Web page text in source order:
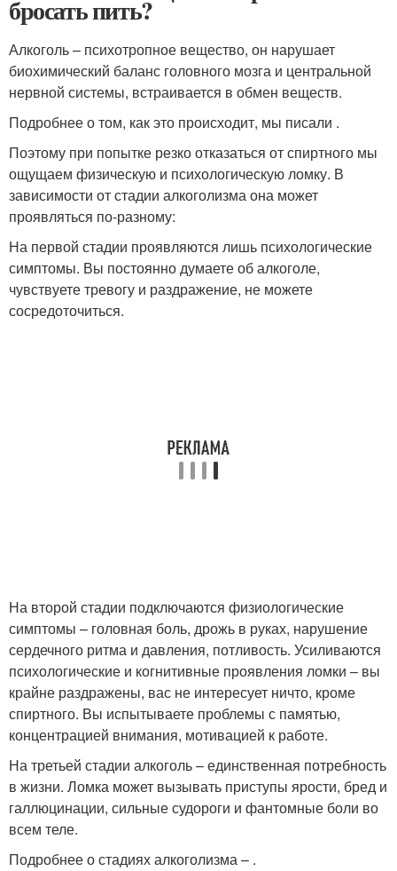
бросать пить?
Алкоголь – психотропное вещество, он нарушает
биохимический баланс головного мозга и центральной
нервной системы, встраивается в обмен веществ.
Подробнее о том, как это происходит, мы писали .
Поэтому при попытке резко отказаться от спиртного мы
ощущаем физическую и психологическую ломку. В
зависимости от стадии алкоголизма она может
проявляться по-разному:
На первой стадии проявляются лишь психологические
симптомы. Вы постоянно думаете об алкоголе,
чувствуете тревогу и раздражение, не можете
сосредоточиться.
На второй стадии подключаются физиологические
симптомы – головная боль, дрожь в руках, нарушение
сердечного ритма и давления, потливость. Усиливаются
психологические и когнитивные проявления ломки – вы
крайне раздражены, вас не интересует ничто, кроме
спиртного. Вы испытываете проблемы с памятью,
концентрацией внимания, мотивацией к работе.
На третьей стадии алкоголь – единственная потребность
в жизни. Ломка может вызывать приступы ярости, бред и
галлюцинации, сильные судороги и фантомные боли во
всем теле.
Подробнее о стадиях алкоголизма – .